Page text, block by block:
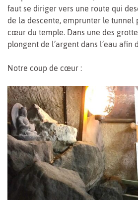
faut se diriger vers une route qui
de la descente, emprunter le tunnel
cœur du temple. Dans une des
plongent de l’argent dans l’eau afin
Notre coup de cœur :